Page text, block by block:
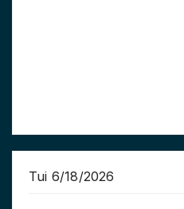
Tui 6/18/2026